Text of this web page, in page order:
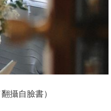
攝自臉書）